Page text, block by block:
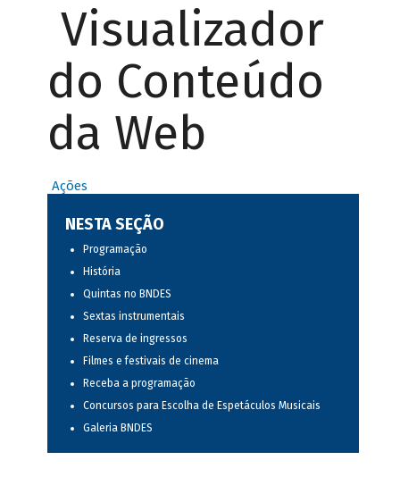
Visualizador
do Conteúdo
da Web
Ações
NESTA SEÇÃO
Programação
História
Quintas no BNDES
Sextas instrumentais
Reserva de ingressos
Filmes e festivais de cinema
Receba a programação
Concursos para Escolha de Espetáculos Musicais
Galeria BNDES